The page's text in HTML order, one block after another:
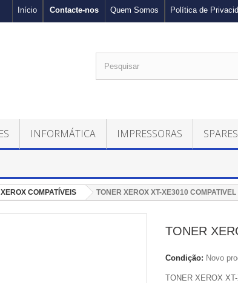
Política de
Quem Somos
Contacte-nos
Início
INFORMÁTICA IMPRESSORAS
XEROX COMPATÍVEIS TONER XEROX XT-XE3010 COMPATIVEL
TONER
Condição: Novo
TONER XEROX